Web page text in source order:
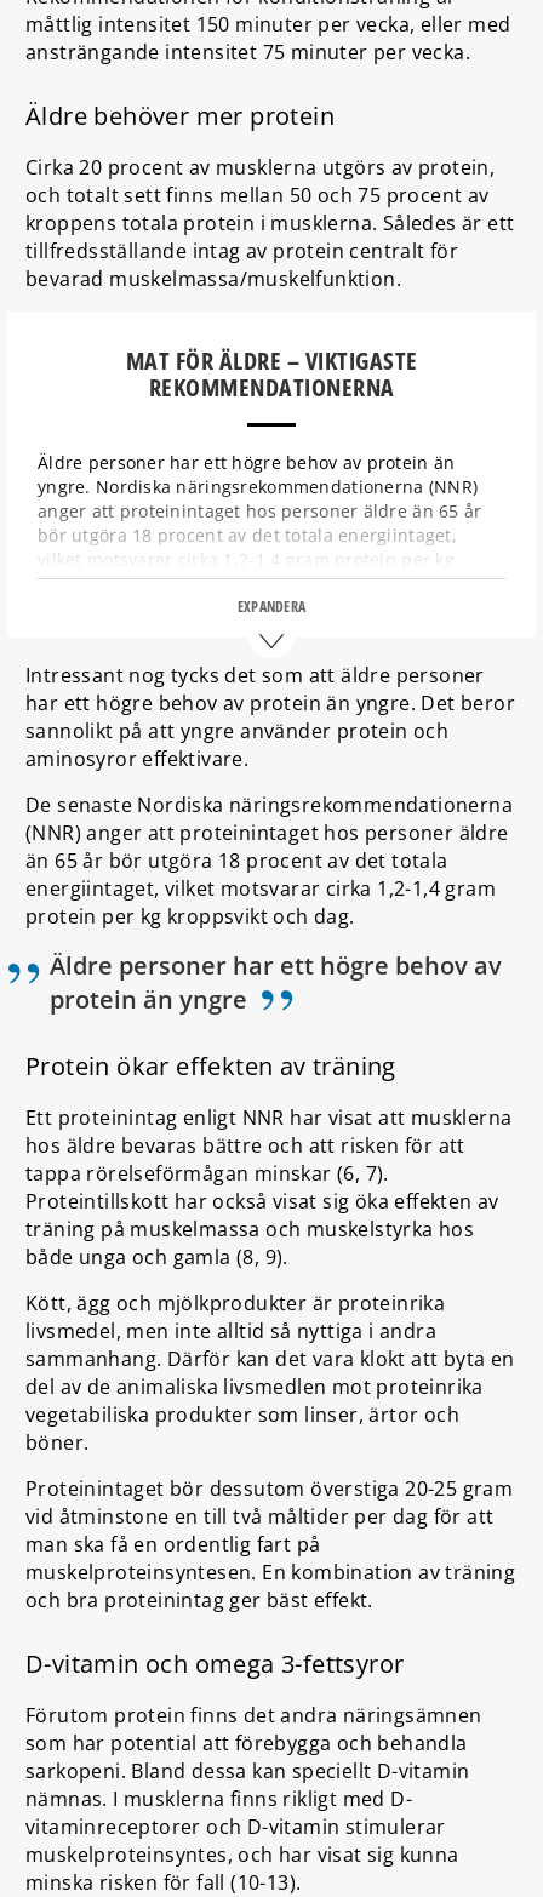
måttlig intensitet 150 minuter per vecka, eller med
ansträngande intensitet 75 minuter per vecka.
Äldre behöver mer protein
Cirka 20 procent av musklerna utgörs av protein,
och totalt sett finns mellan 50 och 75 procent av
kroppens totala protein i musklerna. Således är ett
tillfredsställande intag av protein centralt för
bevarad muskelmassa/muskelfunktion.
MAT FÖR ÄLDRE – VIKTIGASTE
REKOMMENDATIONERNA
Äldre personer har ett högre behov av protein än
yngre. Nordiska näringsrekommendationerna (NNR)
anger att proteinintaget hos personer äldre än 65 år
bör utgöra 18 procent av det totala energiintaget,
vilket motsvarar cirka 1,2-1,4 gram protein per kg
kroppsvikt och dag.
Kött, ägg och mjölkprodukter är proteinrika livsmedel,
men det vara klokt att byta en del av de animaliska
livsmedlen mot proteinrika vegetabiliska produkter
som linser, ärtor och böner.
Hälsosam mat för äldre är det som ibland kallas
medelhavslik kost
baljväxter, frukt, ljust kött/fågel, olivolja, frön och
nötter.
Även kosttillägg med fokus på protein, D-vitamin och
essentiella fettsyror kan vara värdefulla för äldre.
EXPANDERA
Intressant nog tycks det som att äldre personer
har ett högre behov av protein än yngre. Det beror
sannolikt på att yngre använder protein och
aminosyror effektivare.
De senaste Nordiska näringsrekommendationerna
(NNR) anger att proteinintaget hos personer äldre
än 65 år bör utgöra 18 procent av det totala
energiintaget, vilket motsvarar cirka 1,2-1,4 gram
protein per kg kroppsvikt och dag.
Äldre personer har ett högre behov av
protein än yngre ”
Protein ökar effekten av träning
Ett proteinintag enligt NNR har visat att musklerna
hos äldre bevaras bättre och att risken för att
tappa rörelseförmågan minskar (6, 7).
Proteintillskott har också visat sig öka effekten av
träning på muskelmassa och muskelstyrka hos
både unga och gamla (8, 9).
Kött, ägg och mjölkprodukter är proteinrika
livsmedel, men inte alltid så nyttiga i andra
sammanhang. Därför kan det vara klokt att byta en
del av de animaliska livsmedlen mot proteinrika
vegetabiliska produkter som linser, ärtor och
böner.
Proteinintaget bör dessutom överstiga 20-25 gram
vid åtminstone en till två måltider per dag för att
man ska få en ordentlig fart på
muskelproteinsyntesen. En kombination av träning
och bra proteinintag ger bäst effekt.
D-vitamin och omega 3-fettsyror
Förutom protein finns det andra näringsämnen
som har potential att förebygga och behandla
sarkopeni. Bland dessa kan speciellt D-vitamin
nämnas. I musklerna finns rikligt med D-
vitaminreceptorer och D-vitamin stimulerar
muskelproteinsyntes, och har visat sig kunna
minska risken för fall (10-13).